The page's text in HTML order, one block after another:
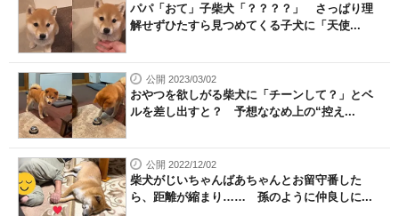
パパ「おて」子柴犬「？？？？」 さっぱり理
解せずひたすら見つめてくる子犬に「天使...
公開 2023/03/02
おやつを欲しがる柴犬に「チーンして？」とベ
ルを差し出すと？ 予想ななめ上の“控え...
公開 2022/12/02
柴犬がじいちゃんばあちゃんとお留守番した
ら、距離が縮まり…… 孫のように仲良しに...